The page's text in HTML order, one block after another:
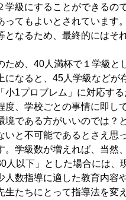
学級にすることができるの
ってもよいとされています
となるため、最終的にはそ
め、40人満杯で１学級と
になると、45人学級などが
小1プロブレム」に対応する
度、学校ごとの事情に即し
境である方がいいのでは？
いと不可能であるとさえ思
。学級数が増えれば、当然
人以下」とした場合には、
人数指導に適した教育内容
生たちにとって指導法を変